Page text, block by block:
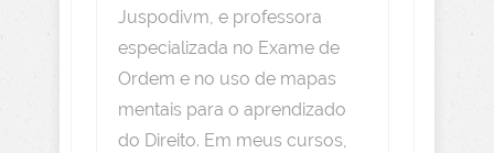
Juspodivm, e professora
especializada no Exame de
Ordem e no uso de mapas
mentais para o aprendizado
do Direito. Em meus cursos,